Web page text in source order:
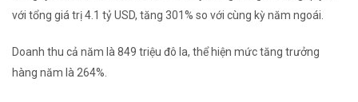
với tổng giá trị 4.1 tỷ USD, tăng 301% so với cùng kỳ năm ngoái.
Doanh thu cả năm là 849 triệu đô la, thể hiện mức tăng trưởng
hàng năm là 264%.